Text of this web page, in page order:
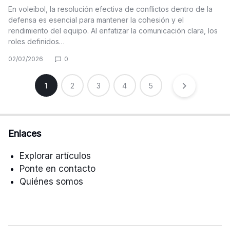
En voleibol, la resolución efectiva de conflictos dentro de la
defensa es esencial para mantener la cohesión y el
rendimiento del equipo. Al enfatizar la comunicación clara, los
roles definidos…
02/02/2026 0
Posts
pagination
1 2 3 4 5
Enlaces
Explorar artículos
Ponte en contacto
Quiénes somos